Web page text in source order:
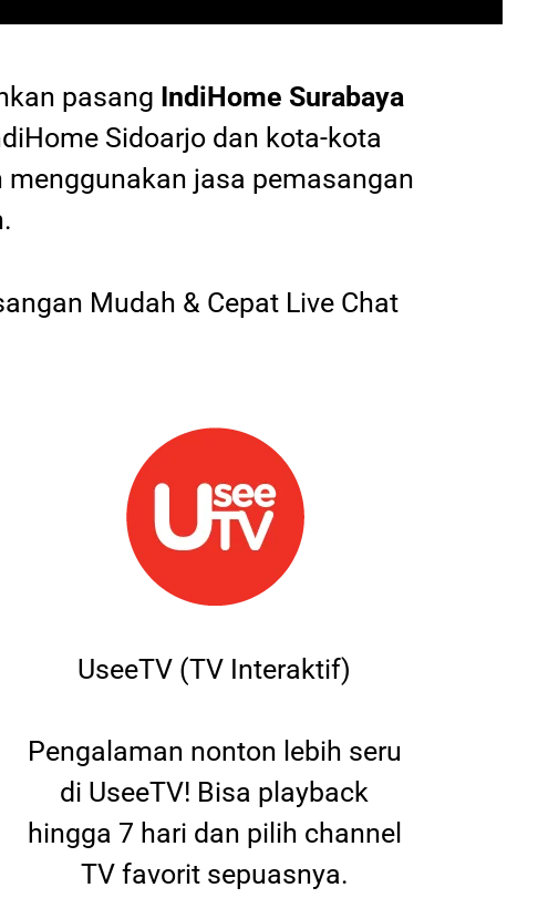
pasang IndiHome Surabaya
Sidoarjo dan kota-kota
jasa pemasangan
Mudah & Cepat Live Chat
UseeTV (TV Interaktif)
Pengalaman nonton lebih seru
di UseeTV! Bisa playback
hingga 7 hari dan pilih channel
TV favorit sepuasnya.